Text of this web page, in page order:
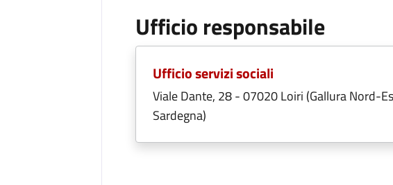
Ufficio responsabile
Ufficio servizi sociali
Viale Dante, 28 - 07020 Loiri (Gallura Nord-
Sardegna)